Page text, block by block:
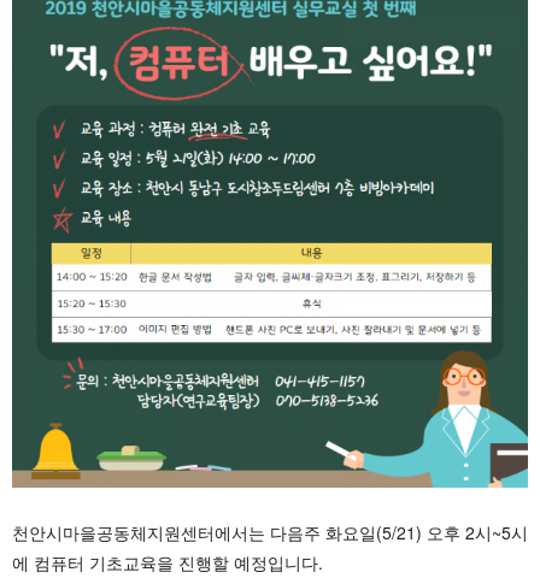
천안시마을공동체지원센터에서는 다음주 화요일(5/21) 오후 2시~5시
에 컴퓨터 기초교육을 진행할 예정입니다.